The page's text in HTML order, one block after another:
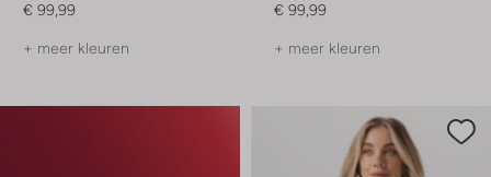
€ 99,99
+ meer kleuren
€ 99,99
+ meer kleuren